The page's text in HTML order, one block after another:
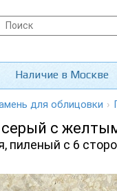
Наличие в Москве
для облицовки ›
с
пиленый с 6